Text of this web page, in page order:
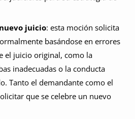
juicio: esta moción solicita
basándose en errores
el juicio original, como la
inadecuadas o la conducta
Tanto el demandante como el
que se celebre un nuevo